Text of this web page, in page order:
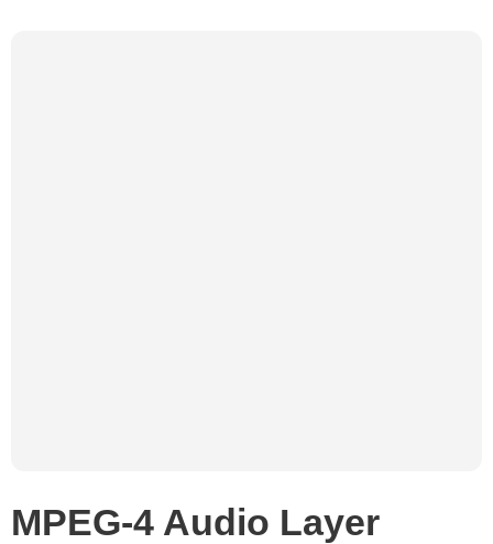
MPEG-4 Audio Layer